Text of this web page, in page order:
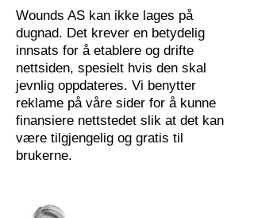
Wounds AS kan ikke lages på
dugnad. Det krever en betydelig
innsats for å etablere og drifte
nettsiden, spesielt hvis den skal
jevnlig oppdateres. Vi benytter
reklame på våre sider for å kunne
finansiere nettstedet slik at det kan
være tilgjengelig og gratis til
brukerne.